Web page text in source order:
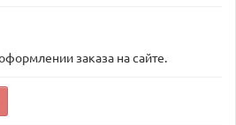
заказа на сайте.